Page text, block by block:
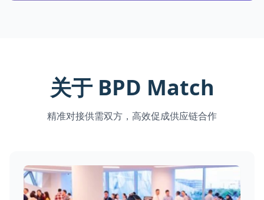
关于 BPD Match
精准对接供需双方，高效促成供应链合作